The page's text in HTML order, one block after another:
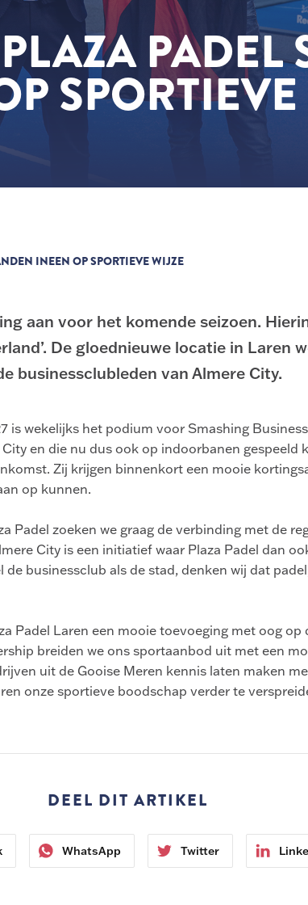
PADEL
SPORTIEVE
INEEN OP SPORTIEVE WIJZE
aan voor het komende seizoen.
De gloednieuwe locatie in Laren
businessclubleden van Almere City.
is wekelijks het podium voor Smashing
en die nu dus ook op indoorbanen gespeeld
Zij krijgen binnenkort een mooie
op kunnen.
Padel zoeken we graag de verbinding met de
City is een initiatief waar Plaza Padel dan
businessclub als de stad, denken wij dat
Padel Laren een mooie toevoeging met oog op
breiden we ons sportaanbod uit met een
uit de Gooise Meren kennis laten maken
onze sportieve boodschap verder te
DEEL DIT ARTIKEL
WhatsApp Twitter